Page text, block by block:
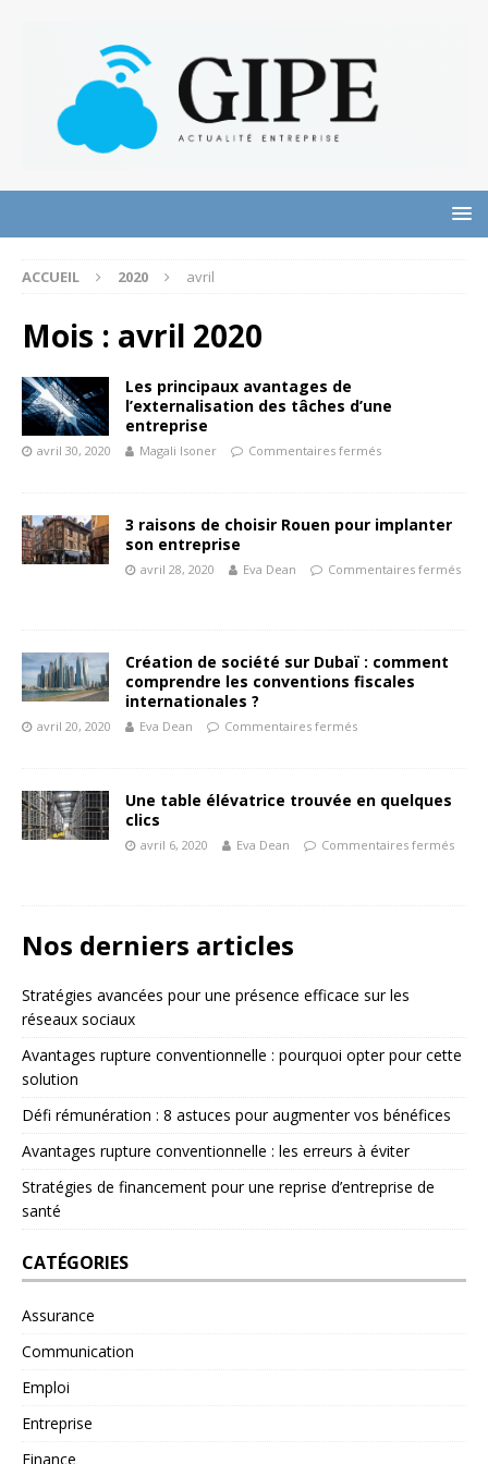
ACCUEIL 2020 avril
Mois : avril 2020
Les principaux avantages de
l’externalisation des tâches d’une
entreprise
avril 30, 2020 Magali Isoner Commentaires fermés
3 raisons de choisir Rouen pour implanter
son entreprise
avril 28, 2020 Eva Dean Commentaires fermés
Création de société sur Dubaï : comment
comprendre les conventions fiscales
internationales ?
avril 20, 2020 Eva Dean Commentaires fermés
Une table élévatrice trouvée en quelques
clics
avril 6, 2020 Eva Dean Commentaires fermés
Nos derniers articles
Stratégies avancées pour une présence efficace sur les
réseaux sociaux
Avantages rupture conventionnelle : pourquoi opter pour cette
solution
Défi rémunération : 8 astuces pour augmenter vos bénéfices
Avantages rupture conventionnelle : les erreurs à éviter
Stratégies de financement pour une reprise d’entreprise de
santé
CATÉGORIES
Assurance
Communication
Emploi
Entreprise
Finance